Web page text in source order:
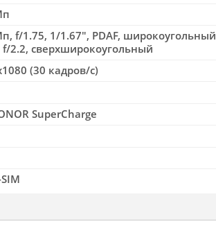
f/1.75, 1/1.67", PDAF, широкоугольный
2.2, сверхширокоугольный
(30 кадров/с)
SuperCharge